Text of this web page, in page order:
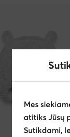
Mes
atitiks Jūsų
Sutikdami,